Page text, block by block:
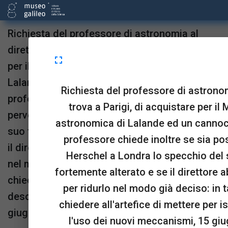
Richiesta del professore di astronomia al
direttore, che si trova a Parigi, di acquistare
per il Museo la Bibliografia astronomica di
Lalande ed un cannocchiale per le comete; il
professore chiede inoltre se sia possibile far
pervenire a Herschel a Londra lo specchio del
suo telescopio che è fortemente alterato e se
il direttore abbia ricevuto l'eliostata per ridurlo
nel modo già deciso: in tal caso sarebbe bene
chiedere all'artefice di mettere per iscritto la
descrizione e l'uso dei nuovi meccanismi, 15
giugno 1809.
fullscreen
Richiesta del professore di
trova a Parigi, di acquistare per il
astronomica di Lalande ed un
professore chiede inoltre se sia
Herschel a Londra lo specchio
fortemente alterato e se il direttore
per ridurlo nel modo già deciso: in
chiedere all'artefice di mettere per
l'uso dei nuovi meccanismi, 15